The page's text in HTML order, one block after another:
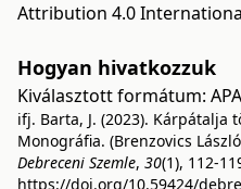
Attribution 4.0
Hogyan hivatkozzuk
Kiválasztott formátum: APA
ifj. Barta, J. (2023). Kárpátalja
Monográfia. (Brenzovics
Debreceni Szemle, 30(1), 112-
https://doi.org/10.59424/